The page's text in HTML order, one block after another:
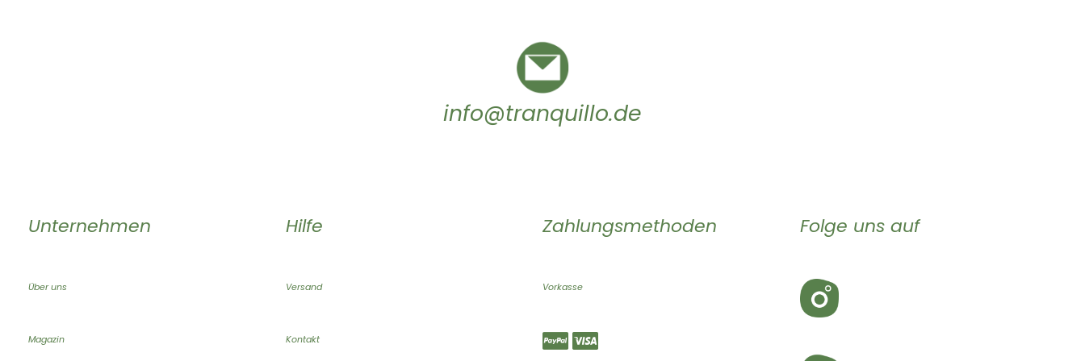
info@tranquillo.de
Unternehmen
Über uns
Magazin
Hilfe
Versand
Kontakt
Zahlungsmethoden
Vorkasse
Folge uns auf